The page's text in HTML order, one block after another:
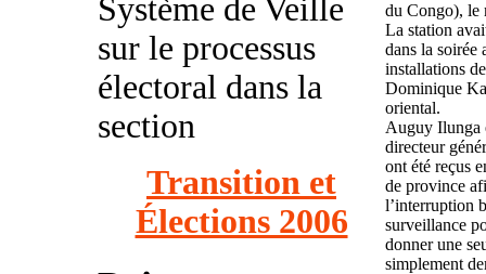
Système de Veille
sur le processus
électoral dans la
section
Transition et
Élections 2006
du Congo), le
La station
dans la soirée
installations
Dominique
oriental.
Auguy Ilunga
directeur
ont été reçus
de province
l’interruption
surveillance
donner une
simplement